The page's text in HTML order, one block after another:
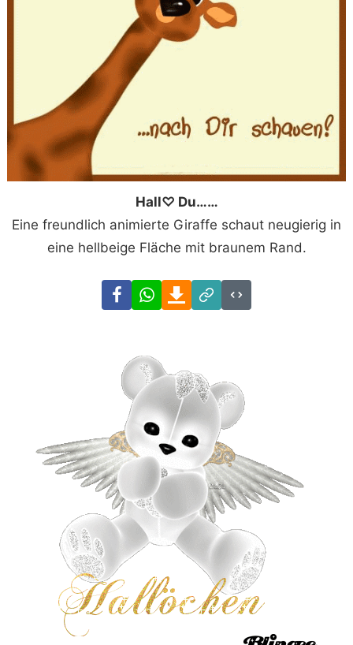
Hall♡ Du……
Eine freundlich animierte Giraffe schaut neugierig in
eine hellbeige Fläche mit braunem Rand.
FacebookWhatsAppDownload
Link
Code